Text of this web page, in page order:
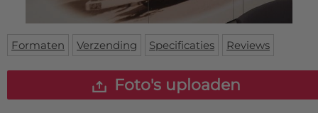
Vloermat
Skateboard deck
Inloggen
WhatsApp
Formaten Verzending Specificaties Reviews
Foto's uploaden